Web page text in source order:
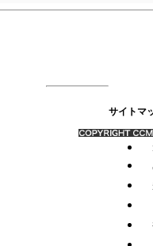
サイトマ